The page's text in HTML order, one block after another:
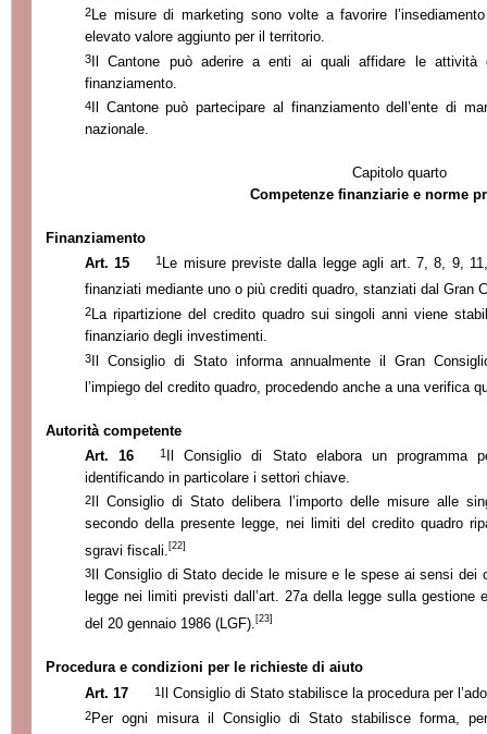
2 Le misure di marketing sono volte a favorire
elevato valore aggiunto per il territorio.
3Il Cantone può aderire a enti ai quali affidare le attività
finanziamento.
4
Il Cantone può partecipare al finanziamento dell’ente di
nazionale.
Capitolo quarto
Competenze finanziarie e norme
Finanziamento
Art. 15
1
Le misure previste dalla legge agli art. 7, 8, 9,
finanziati mediante uno o più crediti quadro, stanziati dal Gran
2 La ripartizione del credito quadro sui singoli anni viene
finanziario degli investimenti.
3Il Consiglio di Stato informa annualmente il Gran
l’impiego del credito quadro, procedendo anche a una verifica
Autorità competente
Art. 16
1 Il Consiglio di Stato elabora un programma
identificando in particolare i settori chiave.
2
Il Consiglio di Stato delibera l’importo delle misure alle
secondo della presente legge, nei limiti del credito quadro
sgravi fiscali. [22]
3
Il Consiglio di Stato decide le misure e le spese ai sensi dei
legge nei limiti previsti dall’art. 27a della legge sulla
del 20 gennaio 1986 (LGF). [23]
Procedura e condizioni per le richieste di aiuto
Art. 17
1Il Consiglio di Stato stabilisce la procedura per
2Per ogni misura il Consiglio di Stato stabilisce forma,